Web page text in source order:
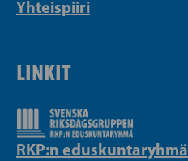
Yhteispiiri
LINKIT
RKP:n eduskuntaryhmä